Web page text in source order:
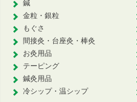
鍼
金粒・銀粒
もぐさ
間接灸・台座灸・棒灸
お灸用品
テーピング
鍼灸用品
冷シップ・温シップ